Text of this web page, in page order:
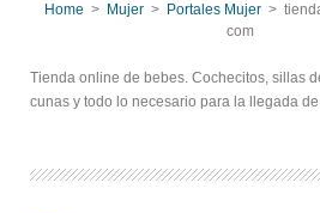
Home > Mujer > Portales Mujer >
com
Tienda online de bebes. Cochecitos, sillas
cunas y todo lo necesario para la llegada